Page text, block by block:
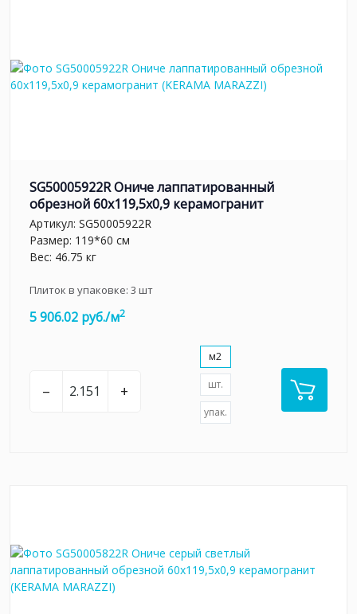
SG50005922R Ониче лаппатированный
обрезной 60x119,5x0,9 керамогранит
Артикул: SG50005922R
Размер: 119*60 см
Вес: 46.75 кг
Плиток в упаковке: 3 шт
5 906.02 руб./м2
– +
м2
шт.
упак.